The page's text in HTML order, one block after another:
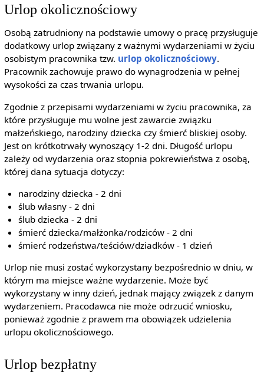
Urlop okolicznościowy
Osobą zatrudniony na podstawie umowy o pracę przysługuje
dodatkowy urlop związany z ważnymi wydarzeniami w życiu
osobistym pracownika tzw. urlop okolicznościowy.
Pracownik zachowuje prawo do wynagrodzenia w pełnej
wysokości za czas trwania urlopu.
Zgodnie z przepisami wydarzeniami w życiu pracownika, za
które przysługuje mu wolne jest zawarcie związku
małżeńskiego, narodziny dziecka czy śmierć bliskiej osoby.
Jest on krótkotrwały wynoszący 1-2 dni. Długość urlopu
zależy od wydarzenia oraz stopnia pokrewieństwa z osobą,
której dana sytuacja dotyczy:
narodziny dziecka - 2 dni
ślub własny - 2 dni
ślub dziecka - 2 dni
śmierć dziecka/małżonka/rodziców - 2 dni
śmierć rodzeństwa/teściów/dziadków - 1 dzień
Urlop nie musi zostać wykorzystany bezpośrednio w dniu, w
którym ma miejsce ważne wydarzenie. Może być
wykorzystany w inny dzień, jednak mający związek z danym
wydarzeniem. Pracodawca nie może odrzucić wniosku,
ponieważ zgodnie z prawem ma obowiązek udzielenia
urlopu okolicznościowego.
Urlop bezpłatny